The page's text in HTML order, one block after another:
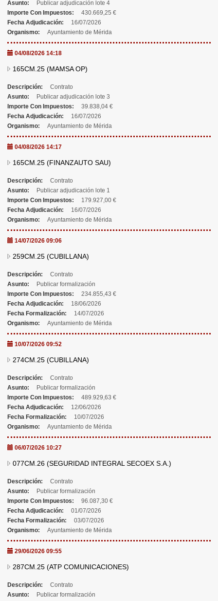
Asunto:
Publicar adjudicación lote 4
Importe Con Impuestos:
430.669,25 €
Fecha Adjudicación:
16/07/2026
Organismo:
Ayuntamiento de Mérida
04/08/2026 14:18
165CM.25 (MAMSA OP)
Descripción:
Contrato
Asunto:
Publicar adjudicación lote 3
Importe Con Impuestos:
39.838,04 €
Fecha Adjudicación:
16/07/2026
Organismo:
Ayuntamiento de Mérida
04/08/2026 14:17
165CM.25 (FINANZAUTO SAU)
Descripción:
Contrato
Asunto:
Publicar adjudicación lote 1
Importe Con Impuestos:
179.927,00 €
Fecha Adjudicación:
16/07/2026
Organismo:
Ayuntamiento de Mérida
14/07/2026 09:06
259CM.25 (CUBILLANA)
Descripción:
Contrato
Asunto:
Publicar formalización
Importe Con Impuestos:
234.855,43 €
Fecha Adjudicación:
18/06/2026
Fecha Formalización:
14/07/2026
Organismo:
Ayuntamiento de Mérida
10/07/2026 09:52
274CM.25 (CUBILLANA)
Descripción:
Contrato
Asunto:
Publicar formalización
Importe Con Impuestos:
489.929,63 €
Fecha Adjudicación:
12/06/2026
Fecha Formalización:
10/07/2026
Organismo:
Ayuntamiento de Mérida
06/07/2026 10:27
077CM.26 (SEGURIDAD INTEGRAL SECOEX S.A.)
Descripción:
Contrato
Asunto:
Publicar formalización
Importe Con Impuestos:
96.087,30 €
Fecha Adjudicación:
01/07/2026
Fecha Formalización:
03/07/2026
Organismo:
Ayuntamiento de Mérida
29/06/2026 09:55
287CM.25 (ATP COMUNICACIONES)
Descripción:
Contrato
Asunto:
Publicar formalización